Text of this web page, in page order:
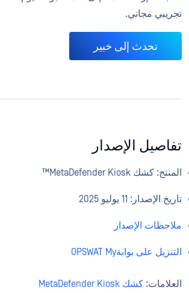
تجريبي مجاني.
تحدث إلى خبير
تفاصيل الإصدار
المنتج: كشك MetaDefender Kiosk™
تاريخ الإصدار: 11 يوليو 2025
ملاحظات الإصدار
التنزيل على بوابةOPSWAT My
العلامات: كشك MetaDefender Kiosk